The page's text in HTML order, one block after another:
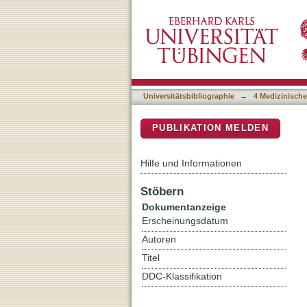
Universitätsbibliographie → 4
PUBLIKATION MELDEN
Hilfe und Informationen
Stöbern
Dokumentanzeige
Erscheinungsdatum
Autoren
Titel
DDC-Klassifikation